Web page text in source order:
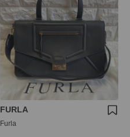
FURLA
Furla